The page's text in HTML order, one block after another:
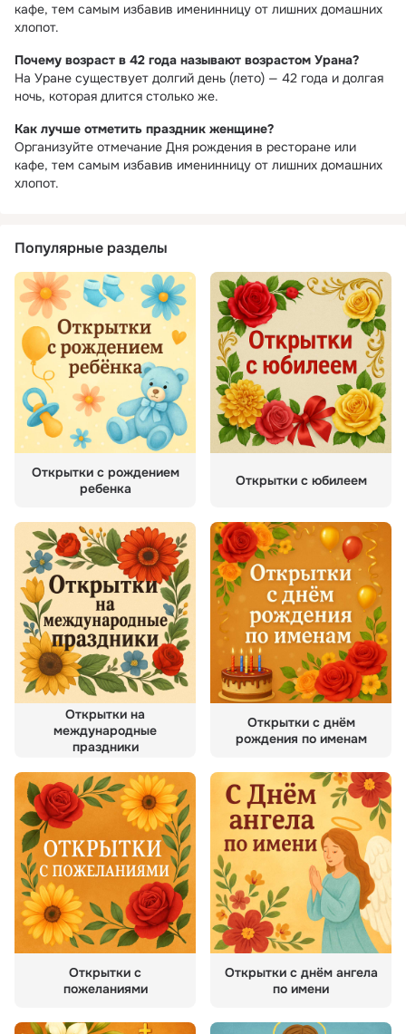
кафе, тем самым избавив именинницу от лишних домашних
хлопот.
Почему возраст в 42 года называют возрастом Урана?
На Уране существует долгий день (лето) — 42 года и долгая
ночь, которая длится столько же.
Как лучше отметить праздник женщине?
Организуйте отмечание Дня рождения в ресторане или
кафе, тем самым избавив именинницу от лишних домашних
хлопот.
Популярные разделы
Открытки с рождением
ребенка
Открытки с юбилеем
Открытки на
международные
праздники
Открытки с днём
рождения по именам
Открытки с
пожеланиями
Открытки с днём ангела
по имени